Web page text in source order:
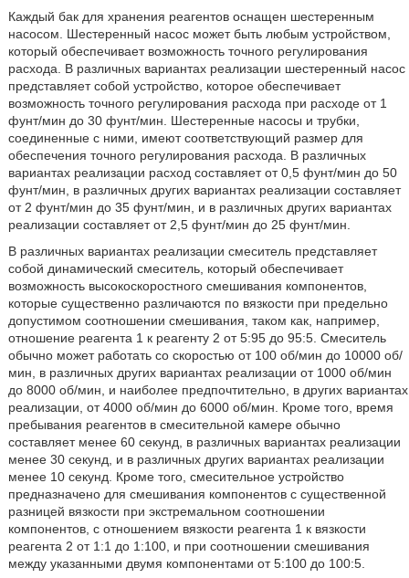
Каждый бак для хранения реагентов оснащен шестеренным
насосом. Шестеренный насос может быть любым устройством,
который обеспечивает возможность точного регулирования
расхода. В различных вариантах реализации шестеренный насос
представляет собой устройство, которое обеспечивает
возможность точного регулирования расхода при расходе от 1
фунт/мин до 30 фунт/мин. Шестеренные насосы и трубки,
соединенные с ними, имеют соответствующий размер для
обеспечения точного регулирования расхода. В различных
вариантах реализации расход составляет от 0,5 фунт/мин до 50
фунт/мин, в различных других вариантах реализации составляет
от 2 фунт/мин до 35 фунт/мин, и в различных других вариантах
реализации составляет от 2,5 фунт/мин до 25 фунт/мин.
В различных вариантах реализации смеситель представляет
собой динамический смеситель, который обеспечивает
возможность высокоскоростного смешивания компонентов,
которые существенно различаются по вязкости при предельно
допустимом соотношении смешивания, таком как, например,
отношение реагента 1 к реагенту 2 от 5:95 до 95:5. Смеситель
обычно может работать со скоростью от 100 об/мин до 10000 об/
мин, в различных других вариантах реализации от 1000 об/мин
до 8000 об/мин, и наиболее предпочтительно, в других вариантах
реализации, от 4000 об/мин до 6000 об/мин. Кроме того, время
пребывания реагентов в смесительной камере обычно
составляет менее 60 секунд, в различных вариантах реализации
менее 30 секунд, и в различных других вариантах реализации
менее 10 секунд. Кроме того, смесительное устройство
предназначено для смешивания компонентов с существенной
разницей вязкости при экстремальном соотношении
компонентов, с отношением вязкости реагента 1 к вязкости
реагента 2 от 1:1 до 1:100, и при соотношении смешивания
между указанными двумя компонентами от 5:100 до 100:5.